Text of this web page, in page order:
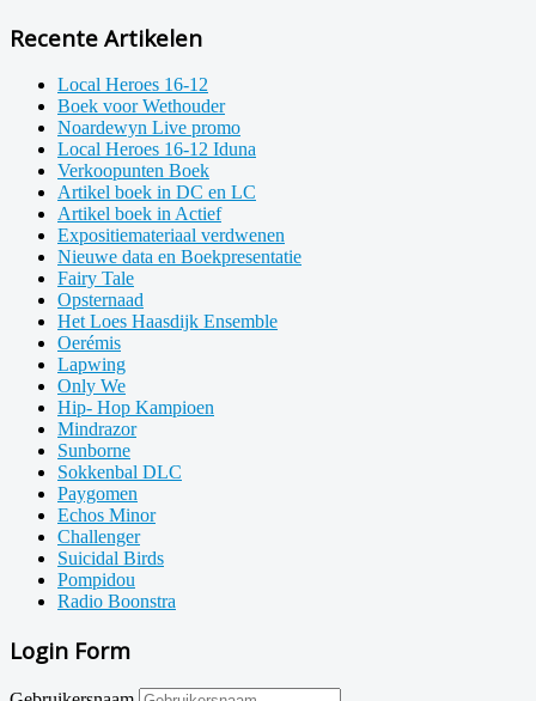
Recente Artikelen
Local Heroes 16-12
Boek voor Wethouder
Noardewyn Live promo
Local Heroes 16-12 Iduna
Verkoopunten Boek
Artikel boek in DC en LC
Artikel boek in Actief
Expositiemateriaal verdwenen
Nieuwe data en Boekpresentatie
Fairy Tale
Opsternaad
Het Loes Haasdijk Ensemble
Oerémis
Lapwing
Only We
Hip- Hop Kampioen
Mindrazor
Sunborne
Sokkenbal DLC
Paygomen
Echos Minor
Challenger
Suicidal Birds
Pompidou
Radio Boonstra
Login Form